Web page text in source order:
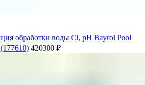
обработки воды Cl, pH Bayrol Poоl
420300 ₽